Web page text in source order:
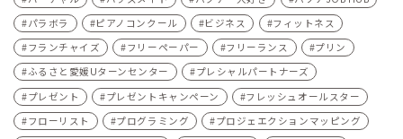
パラボラ
ピアノコンクール ビジネス
フィットネス
フランチャイズ
フリーペーパー フリーランス
プリン
ふるさと愛媛Uターンセンター
プレシャルパートナーズ
プレゼント
プレゼントキャンペーン
フレッシュオールスター
フローリスト
プログラミング
プロジェエクションマッピング